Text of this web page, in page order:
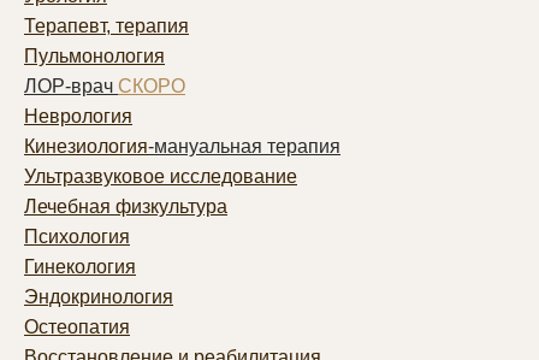
Терапевт, терапия
Пульмонология
ЛОР-врач СКОРО
Неврология
Кинезиология-мануальная терапия
Ультразвуковое исследование
Лечебная физкультура
Психология
Гинекология
Эндокринология
Остеопатия